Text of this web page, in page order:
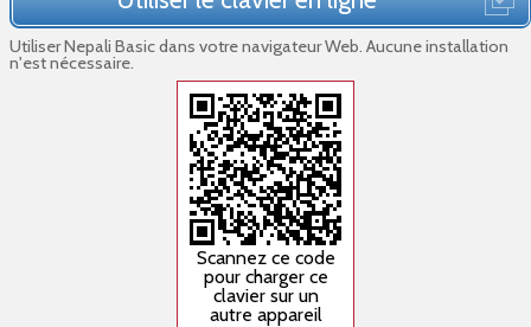
Utiliser Nepali Basic dans votre navigateur Web. Aucune installation
n'est nécessaire.
Scannez ce code
pour charger ce
clavier sur un
autre appareil